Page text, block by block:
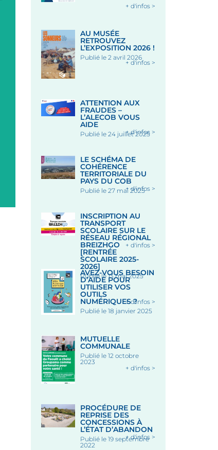
DES HALLES
Place des Halles, 56320 LE
Le 12 Août 2026
QUINTUOR À CORDES
CHAPELLE SAINT-
Chapelle Saint-Fiacre, lieu-
Le 18 Août 2026
+ d'infos >
AU MUSÉE
RETROUVEZ
L’EXPOSITION 2026 !
Publié le 2 avril 2026
+ d'infos >
ATTENTION AUX
FRAUDES –
L’ALECOB VOUS
AIDE
Publié le 24 juillet 2025
+ d'infos >
LE SCHÉMA DE
COHÉRENCE
TERRITORIALE DU
PAYS DU COB
Publié le 27 mai 2025
+ d'infos >
INSCRIPTION AU
TRANSPORT
SCOLAIRE SUR LE
RÉSEAU RÉGIONAL
BREIZHGO
[RENTRÉE
SCOLAIRE 2025-
2026]
Publié le 13 mai 2025
+ d'infos >
AVEZ-VOUS BESOIN
D’AIDE POUR
UTILISER VOS
OUTILS
NUMÉRIQUES ?
Publié le 18 janvier 2025
+ d'infos >
MUTUELLE
COMMUNALE
Publié le 12 octobre
2023
+ d'infos >
PROCÉDURE DE
REPRISE DES
CONCESSIONS À
L’ÉTAT D’ABANDON
Publié le 19 septembre
2022
+ d'infos >